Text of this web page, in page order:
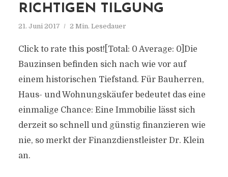
RICHTIGEN TILGUNG
21. Juni 2017 2 Min. Lesedauer
Click to rate this post![Total: 0 Average: 0]Die
Bauzinsen befinden sich nach wie vor auf
einem historischen Tiefstand. Für Bauherren,
Haus- und Wohnungskäufer bedeutet das eine
einmalige Chance: Eine Immobilie lässt sich
derzeit so schnell und günstig finanzieren wie
nie, so merkt der Finanzdienstleister Dr. Klein
an.